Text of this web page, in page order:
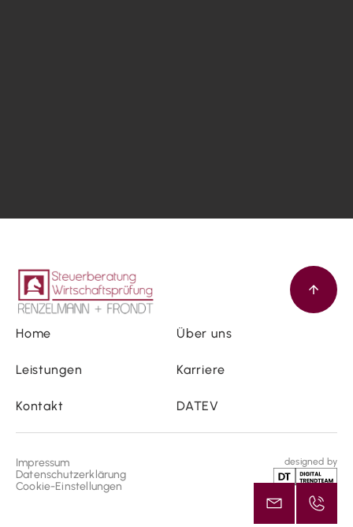
Home Über uns
Leistungen Karriere
Kontakt DATEV
Impressum
Datenschutzerklärung
Cookie-Einstellungen
designed by